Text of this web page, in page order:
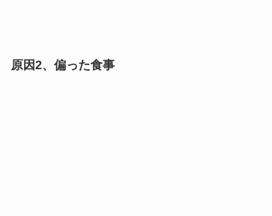
原因2、偏った食事